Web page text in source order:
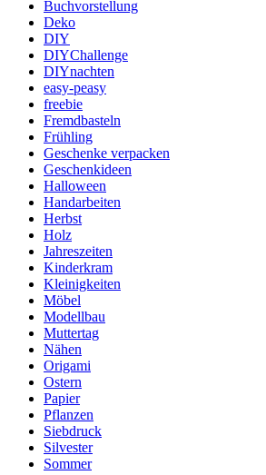
Buchvorstellung
Deko
DIY
DIYChallenge
DIYnachten
easy-peasy
freebie
Fremdbasteln
Frühling
Geschenke verpacken
Geschenkideen
Halloween
Handarbeiten
Herbst
Holz
Jahreszeiten
Kinderkram
Kleinigkeiten
Möbel
Modellbau
Muttertag
Nähen
Origami
Ostern
Papier
Pflanzen
Siebdruck
Silvester
Sommer